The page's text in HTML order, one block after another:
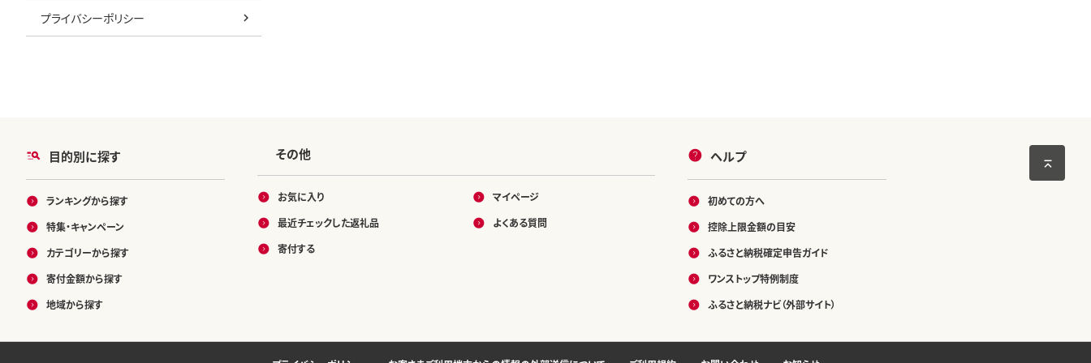
プライバシーポリシー
目的別に探す
ランキングから探す
特集・キャンペーン
カテゴリーから探す
寄付金額から探す
地域から探す
その他
お気に入り
最近チェックした返礼品
寄付する
マイページ
よくある質問
ヘルプ
初めての方へ
控除上限金額の目安
ふるさと納税確定申告ガイド
ワンストップ特例制度
ふるさと納税ナビ（外部サイト）